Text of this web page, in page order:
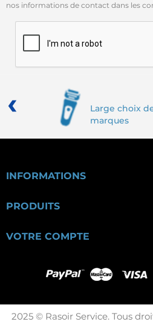
nos informations de contact dans les
Large choix
marques
‹
INFORMATIONS
PRODUITS
VOTRE COMPTE
2025 © Rasoir Service. Tous